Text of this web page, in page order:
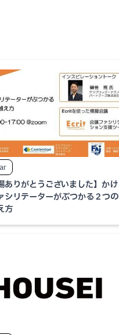
ありがとうございました】かけ
シリテーターがぶつかる２つの
方